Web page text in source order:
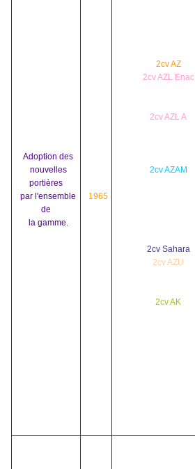
Adoption des
nouvelles
portières
par l'ensemble
de
la gamme.
1965
2cv AZ
2cv AZL Enac
2cv AZL A
2cv AZAM
2cv Sahara
2cv AZU
2cv AK